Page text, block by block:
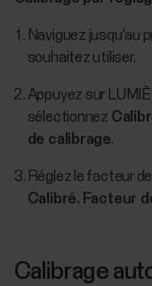
Naviguez jusqu'au
souhaitez utiliser.
Appuyez sur
sélectionnez
de calibrage.
Réglez le facteur
Calibré. Facteur
Calibrage